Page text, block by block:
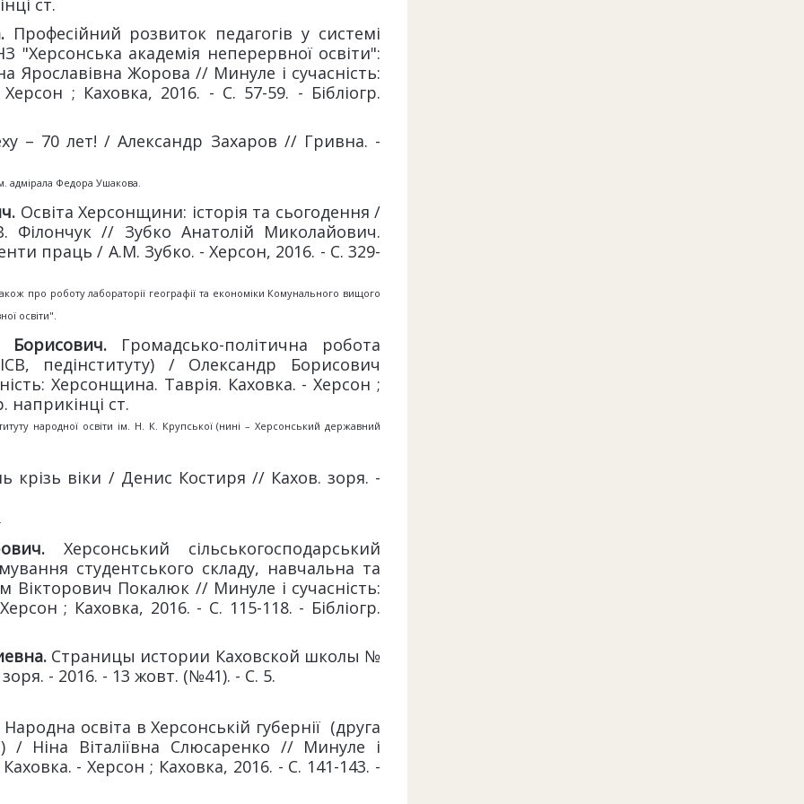
ст.
Професійний розвиток педагогів у системі
"Херсонська академія неперервної освіти":
Ярославівна Жорова // Минуле і сучасність:
; Каховка, 2016. - С. 57-59. - Бібліогр.
– 70 лет! / Александр Захаров // Гривна. -
адмірала Федора Ушакова.
Освіта Херсонщини: історія та сьогодення /
// Зубко Анатолій Миколайович.
праць / А.М. Зубко. - Херсон, 2016. - С. 329-
про роботу лабораторії географії та економіки Комунального вищого
освіти".
Борисович. Громадсько-політична робота
педінституту) / Олександр Борисович
Херсонщина. Таврія. Каховка. - Херсон ;
наприкінці ст.
народної освіти ім. Н. К. Крупської (нині – Херсонський державний
крізь віки / Денис Костиря // Кахов. зоря. -
Херсонський сільськогосподарський
студентського складу, навчальна та
Вікторович Покалюк // Минуле і сучасність:
; Каховка, 2016. - С. 115-118. - Бібліогр.
Страницы истории Каховской школы №
- 2016. - 13 жовт. (№41). - С. 5.
Народна освіта в Херсонській губернії (друга
/ Ніна Віталіївна Слюсаренко // Минуле і
- Херсон ; Каховка, 2016. - С. 141-143. -